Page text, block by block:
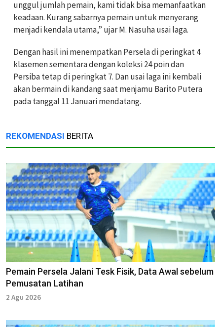
unggul jumlah pemain, kami tidak bisa memanfaatkan
keadaan. Kurang sabarnya pemain untuk menyerang
menjadi kendala utama,” ujar M. Nasuha usai laga.
Dengan hasil ini menempatkan Persela di peringkat 4
klasemen sementara dengan koleksi 24 poin dan
Persiba tetap di peringkat 7. Dan usai laga ini kembali
akan bermain di kandang saat menjamu Barito Putera
pada tanggal 11 Januari mendatang.
REKOMENDASI BERITA
Pemain Persela Jalani Tesk Fisik, Data Awal sebelum
Pemusatan Latihan
2 Agu 2026